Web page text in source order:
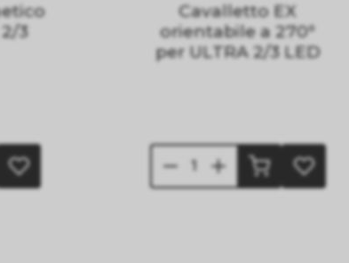
3
Cavalletto EX
orientabile a 270°
per ULTRA 2/3 LED